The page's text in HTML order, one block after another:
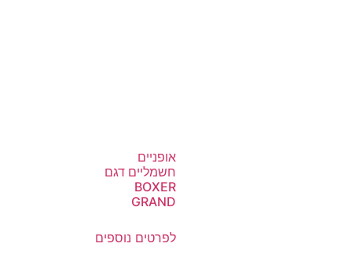
אופניים
חשמליים דגם
BOXER
GRAND
לפרטים נוספים